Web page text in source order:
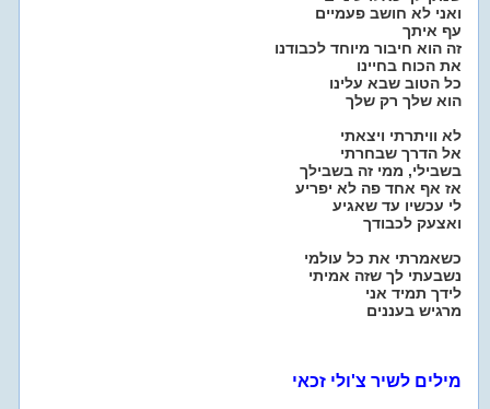
ואני לא חושב פעמיים
עף איתך
זה הוא חיבור מיוחד לכבודנו
את הכוח בחיינו
כל הטוב שבא עלינו
הוא שלך רק שלך
לא וויתרתי ויצאתי
אל הדרך שבחרתי
בשבילי, ממי זה בשבילך
אז אף אחד פה לא יפריע
לי עכשיו עד שאגיע
ואצעק לכבודך
כשאמרתי את כל עולמי
נשבעתי לך שזה אמיתי
לידך תמיד אני
מרגיש בעננים
מילים לשיר צ'ולי זכאי